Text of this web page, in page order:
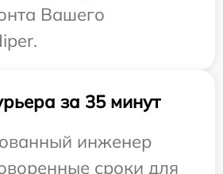
Вашего
за 35 минут
инженер
сроки для